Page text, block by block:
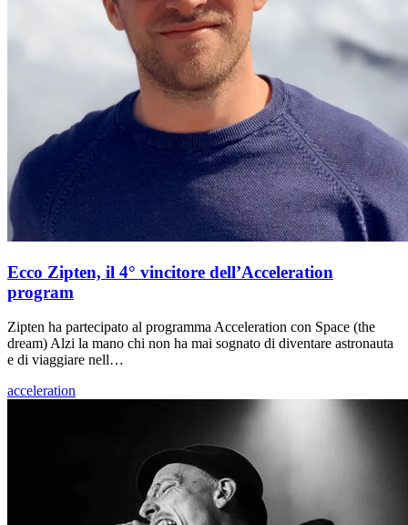
Ecco Zipten, il 4° vincitore dell’Acceleration
program
Zipten ha partecipato al programma Acceleration con Space (the
dream) Alzi la mano chi non ha mai sognato di diventare astronauta
e di viaggiare nell…
acceleration